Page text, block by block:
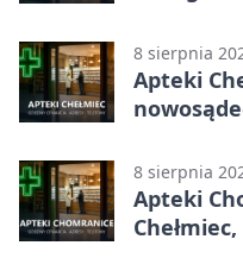
8 sierpnia
Apteki
8 sierpnia
Apteki